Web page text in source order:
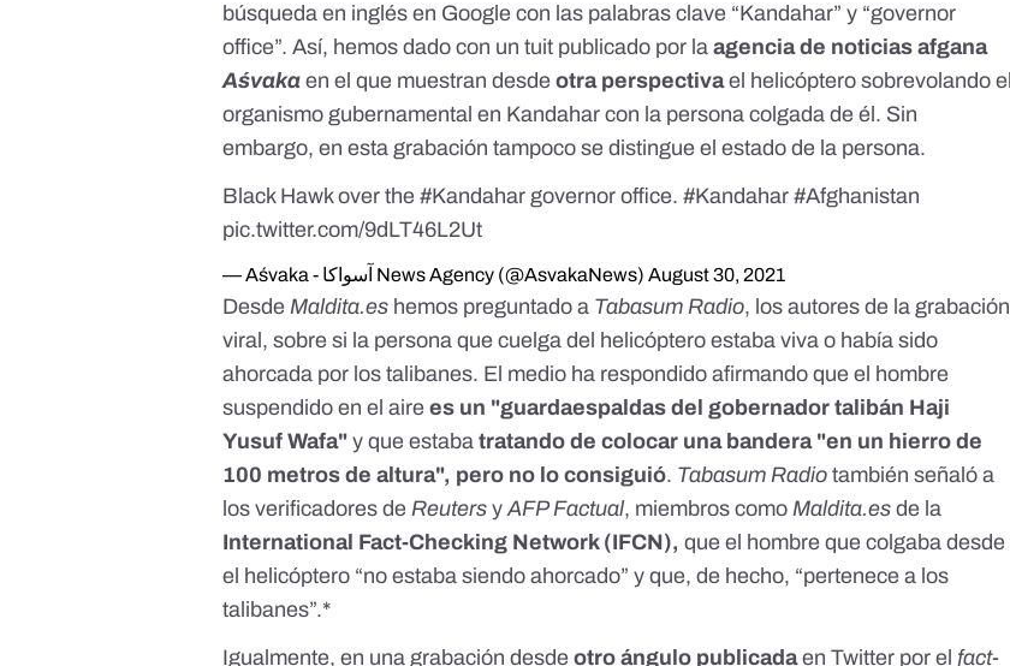
búsqueda en inglés en Google con las palabras clave “Kandahar” y “governor
office”. Así, hemos dado con untuit publicado por laagencia de noticias afgana
Aśvaka en el que muestran desdeotra perspectivael helicóptero sobrevolando el
organismo gubernamental en Kandahar con la persona colgada de él. Sin
embargo, en esta grabación tampoco se distingue el estado de la persona.
Black Hawk over the#Kandahar governor office.#Kandahar #Afghanistan
pic.twitter.com/9dLT46L2Ut
— Aśvaka - آسواکا News Agency (@AsvakaNews)August 30, 2021
Desde Maldita.es hemos preguntado a Tabasum Radio, los autores de la grabación
viral, sobre si la persona que cuelga del helicóptero estaba viva o había sido
ahorcada por los talibanes. El medio ha respondido afirmando que el hombre
suspendido en el airees un "guardaespaldas del gobernador talibán Haji
Yusuf Wafa"y que estabatratando de colocar una bandera "en un hierro de
100 metros de altura", pero no lo consiguió. Tabasum Radio también señaló a
los verificadores deReuters yAFP Factual, miembros comoMaldita.es de la
International Fact-Checking Network(IFCN),que el hombre que colgaba desde
el helicóptero “no estaba siendo ahorcado” y que, de hecho, “pertenece a los
talibanes”.*
Igualmente, en una grabación desde otro ángulo publicadaen Twitter por el fact-